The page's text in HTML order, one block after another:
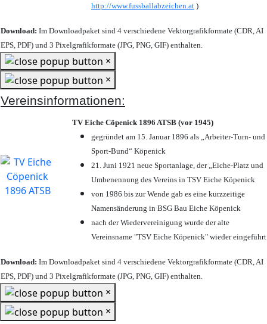
http://www.fussballabzeichen.at )
Download: Im Downloadpaket sind 4 verschiedene Vektorgrafikformate (CDR, AI
EPS, PDF) und 3 Pixelgrafikformate (JPG, PNG, GIF) enthalten.
×
×
Vereinsinformationen:
TV Eiche Cöpenick 1896 ATSB (vor 1945)
gegründet am 15. Januar 1896 als „Arbeiter-Turn- und
Sport-Bund“ Köpenick
21. Juni 1921 neue Sportanlage, der „Eiche-Platz und
Umbenennung des Vereins in TSV Eiche Köpenick
von 1986 bis zur Wende gab es eine kurzzeitige
Namensänderung in BSG Bau Eiche Köpenick
nach der Wiedervereinigung wurde der alte
Vereinsname "TSV Eiche Köpenick" wieder eingeführt
Download: Im Downloadpaket sind 4 verschiedene Vektorgrafikformate (CDR, AI
EPS, PDF) und 3 Pixelgrafikformate (JPG, PNG, GIF) enthalten.
×
×